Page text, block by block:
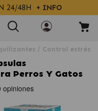
24/48H + INFO
/ Control estrés
Perros Y Gatos